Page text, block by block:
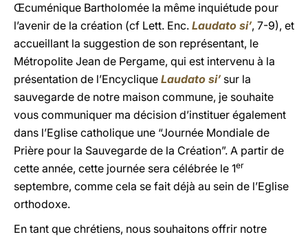
Œcuménique Bartholomée la même inquiétude pour
l’avenir de la création (cf Lett. Enc. Laudato si’, 7-9), et
accueillant la suggestion de son représentant, le
Métropolite Jean de Pergame, qui est intervenu à la
présentation de l’Encyclique Laudato si’sur la
sauvegarde de notre maison commune, je souhaite
vous communiquer ma décision d’instituer également
dans l’Eglise catholique une “Journée Mondiale de
Prière pour la Sauvegarde de la Création”. A partir de
cette année, cette journée sera célébrée le 1er
septembre, comme cela se fait déjà au sein de l’Eglise
orthodoxe.
En tant que chrétiens, nous souhaitons offrir notre